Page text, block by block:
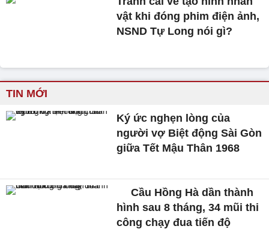
vật khi đóng phim điện ảnh,
NSND Tự Long nói gì?
TIN MỚI
Ký ức nghẹn lòng của
người vợ Biệt động Sài Gòn
giữa Tết Mậu Thân 1968
Cầu Hồng Hà dần thành
hình sau 8 tháng, 34 mũi thi
công chạy đua tiến độ